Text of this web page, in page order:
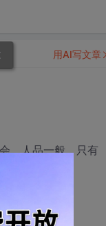
。人品一般，只有
婆。
用AI写文章